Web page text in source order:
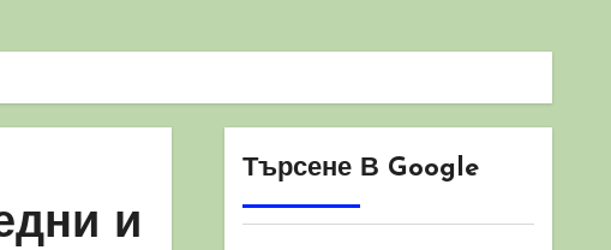
и
Търсене В Google